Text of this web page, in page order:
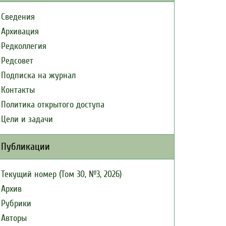
Сведения
Архивация
Редколлегия
Редсовет
Подписка на журнал
Контакты
Политика открытого доступа
Цели и задачи
Публикации
Текущий номер (Том 30, №3, 2026)
Архив
Рубрики
Авторы